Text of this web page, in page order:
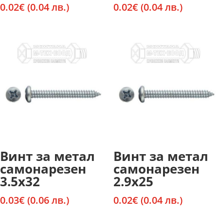
0.02€ (0.04 лв.) 0.02€ (0.04 лв.)
Винт за метал
самонарезен
3.5х32
0.03€ (0.06 лв.)
Винт за метал
самонарезен
2.9х25
0.02€ (0.04 лв.)